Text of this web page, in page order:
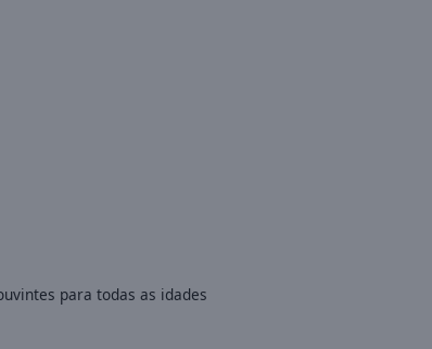
para todas as idades